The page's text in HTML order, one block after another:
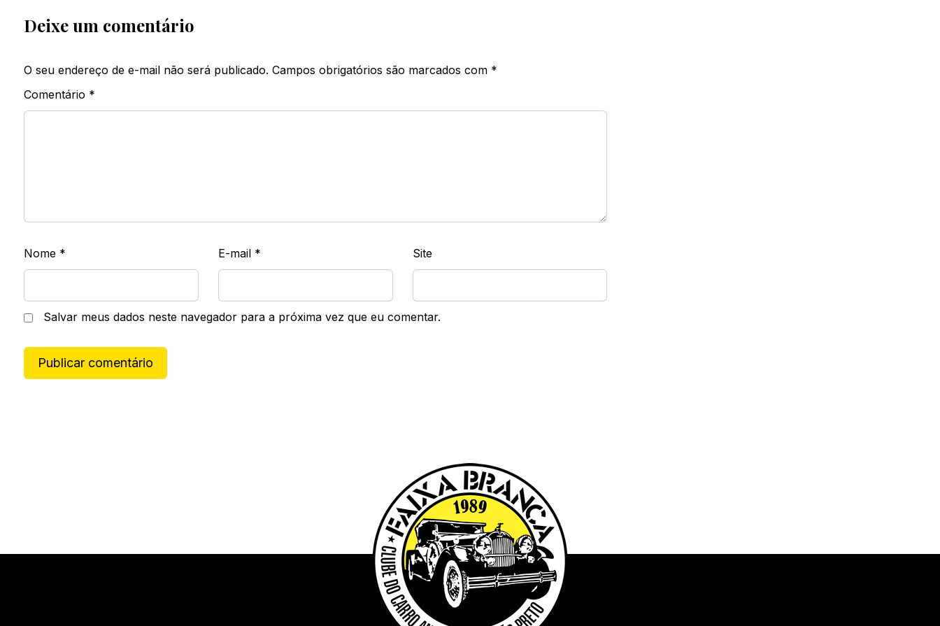
Deixe um comentário
O seu endereço de e-mail não será publicado. Campos obrigatórios são marcados com *
Comentário *
Nome * E-mail * Site
Salvar meus dados neste navegador para a próxima vez que eu comentar.
Publicar comentário